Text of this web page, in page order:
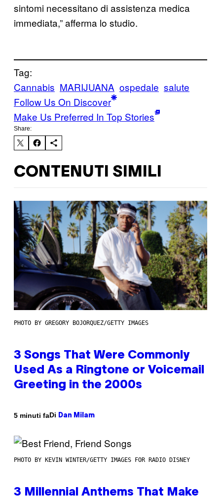
sintomi necessitano di assistenza medica
immediata,” afferma lo studio.
Tag:
Cannabis MARIJUANA ospedale salute
Follow Us On Discover
Make Us Preferred In Top Stories
Share:
CONTENUTI SIMILI
PHOTO BY GREGORY BOJORQUEZ/GETTY IMAGES
3 Songs That Were Commonly
Used As a Ringtone or Voicemail
Greeting in the 2000s
5 minuti faDi Dan Milam
PHOTO BY KEVIN WINTER/GETTY IMAGES FOR RADIO DISNEY
3 Millennial Anthems That Make